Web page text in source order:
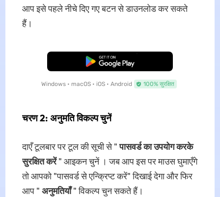
आप इसे पहले नीचे दिए गए बटन से डाउनलोड कर सकते
हैं।
मुफ्त डाउनलोड
Windows • macOS • iOS • Android 100% सुरक्षित
चरण 2: अनुमति विकल्प चुनें
दाएँ टूलबार पर टूल की सूची से "पासवर्ड का उपयोग करके
सुरक्षित करें" आइकन चुनें । जब आप इस पर माउस घुमाएँगे
तो आपको "पासवर्ड से एन्क्रिप्ट करें" दिखाई देगा और फिर
आप " अनुमतियाँ" विकल्प चुन सकते हैं।